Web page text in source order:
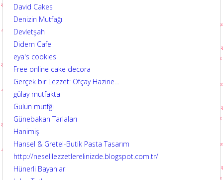
David Cakes
Denizin Mutfağı
Devletşah
Didem Cafe
eya's cookies
Free online cake decora
Gerçek bir Lezzet: Ofçay Hazine…
gülay mutfakta
Gülün mutfğı
Günebakan Tarlaları
Hanimiş
Hansel & Gretel-Butik Pasta Tasarım
http://neselilezzetlerelinizde.blogspot.com.tr/
Hünerli Bayanlar